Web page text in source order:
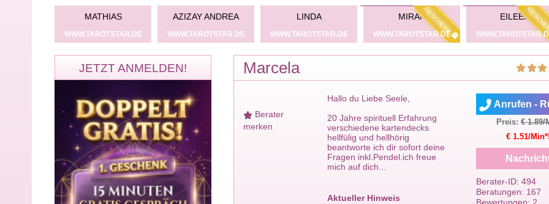
MATHIAS
WWW.TAROTSTAR.DE
AZIZAY ANDREA
WWW.TAROTSTAR.DE
LINDA
WWW.TAROTSTAR.DE GESCHENK
MIRAN
WWW.TAROTSTAR.DE
EILEEN
JETZT ANMELDEN! Marcela
Berater
merken
Hallo du Liebe Seele,
20 Jahre spirituell Erfahrung
verschiedene kartendecks
hellfülig und hellhörig
beantworte ich dir sofort deine
Fragen inkl.Pendel.ich freue
mich auf dich...
Aktueller Hinweis
Anrufen -
Preis:€ 1.89/
€ 1.51/Min*!
Berater-ID: 494
Beratungen: 167